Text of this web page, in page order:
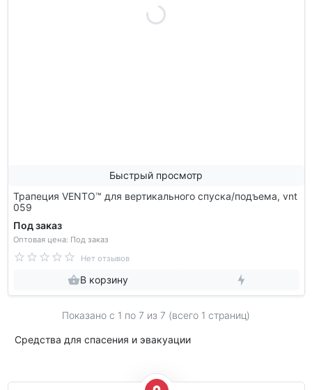
Быстрый просмотр
Трапеция VENTO™ для вертикального спуска/подъема, vnt
059
Под заказ
Оптовая цена: Под заказ
Нет отзывов
В корзину
Показано с 1 по 7 из 7 (всего 1 страниц)
Средства для спасения и эвакуации